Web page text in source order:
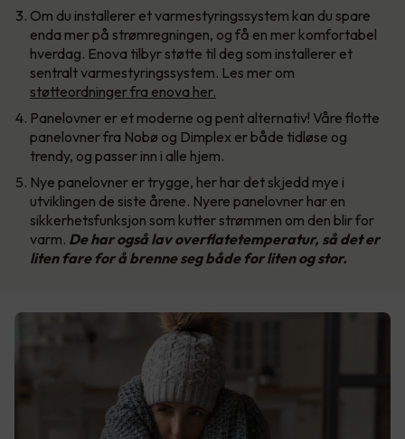
Om du installerer et varmestyringssystem kan du spare
enda mer på strømregningen, og få en mer komfortabel
hverdag. Enova tilbyr støtte til deg som installerer et
sentralt varmestyringssystem. Les mer om
støtteordninger fra enova her.
Panelovner er et moderne og pent alternativ! Våre flotte
panelovner fra Nobø og Dimplex er både tidløse og
trendy, og passer inn i alle hjem.
Nye panelovner er trygge, her har det skjedd mye i
utviklingen de siste årene. Nyere panelovner har en
sikkerhetsfunksjon som kutter strømmen om den blir for
varm. De har også lav overflatetemperatur, så det er
liten fare for å brenne seg både for liten og stor.